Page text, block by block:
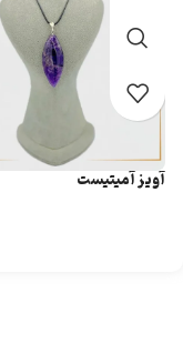
آویز آميتيست